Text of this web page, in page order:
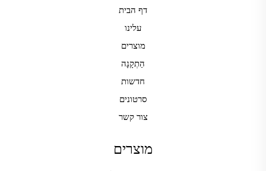
דף הבית
עלינו
מוצרים
הַתְקָנָה
חדשות
סרטונים
צור קשר
מוצרים